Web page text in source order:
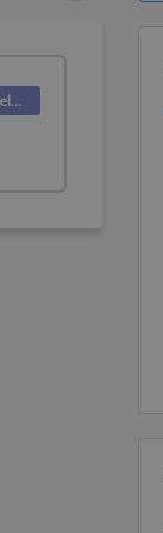
Deskpro Releases